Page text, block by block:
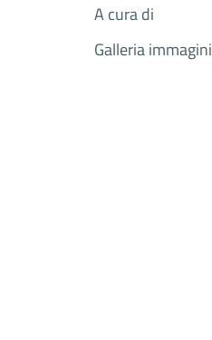
A cura di
Galleria immagini